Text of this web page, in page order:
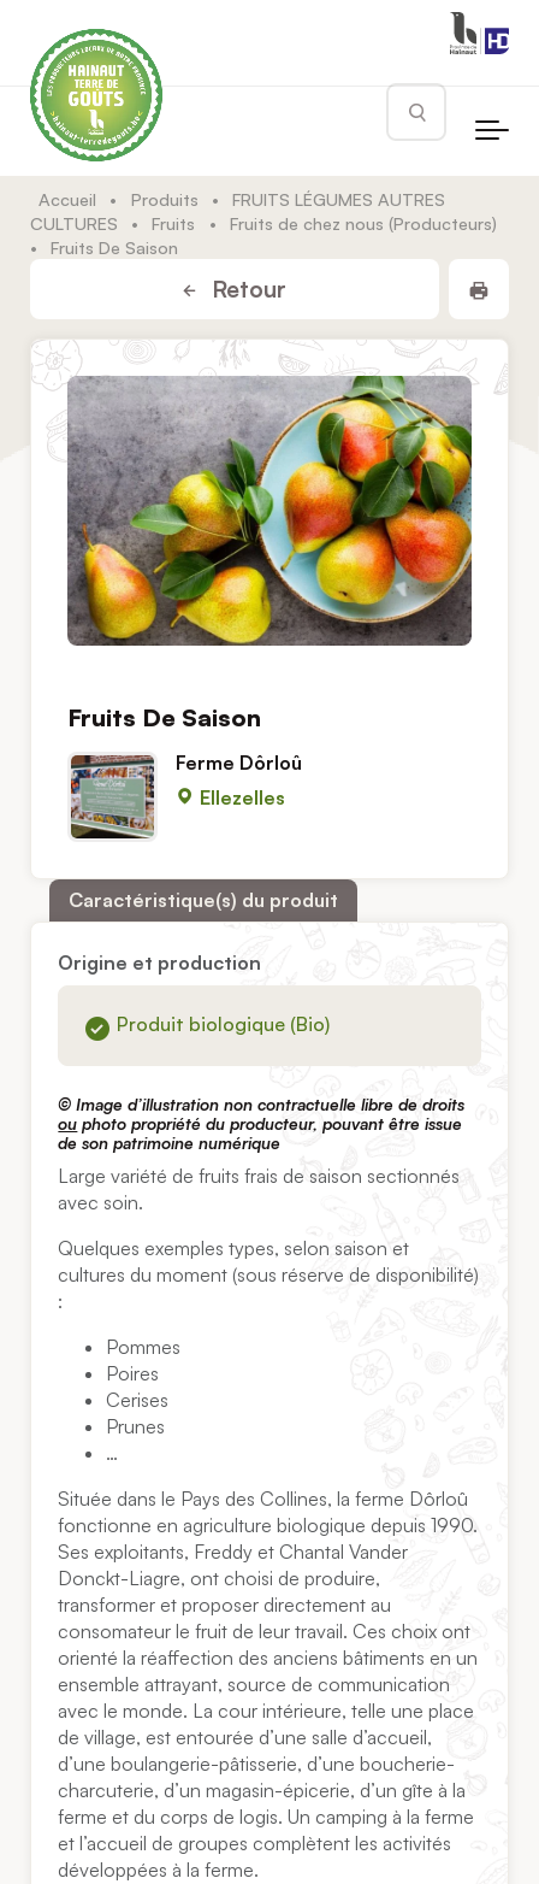
Rechercher
Accueil • Produits •
FRUITS LÉGUMES AUTRES
CULTURES
• Fruits •
Fruits de chez nous (Producteurs)
•
Fruits De Saison
Retour
Fruits De Saison
Ferme Dôrloû
Ellezelles
Caractéristique(s) du produit
© Image d’illustration non contractuelle libre de droits
ou photo propriété du producteur, pouvant être issue
de son patrimoine numérique
Large variété de fruits frais de saison sectionnés
avec soin.
Quelques exemples types, selon saison et
cultures du moment (sous réserve de disponibilité)
:
Pommes
Poires
Cerises
Prunes
…
Située dans le Pays des Collines, la ferme Dôrloû
fonctionne en agriculture biologique depuis 1990.
Ses exploitants, Freddy et Chantal Vander
Donckt-Liagre, ont choisi de produire,
transformer et proposer directement au
consomateur le fruit de leur travail. Ces choix ont
orienté la réaffection des anciens bâtiments en un
ensemble attrayant, source de communication
avec le monde. La cour intérieure, telle une place
de village, est entourée d’une salle d’accueil,
d’une boulangerie-pâtisserie, d’une boucherie-
charcuterie, d’un magasin-épicerie, d’un gîte à la
ferme et du corps de logis. Un camping à la ferme
et l’accueil de groupes complètent les activités
développées à la ferme.
Origine et production
Produit biologique (Bio)